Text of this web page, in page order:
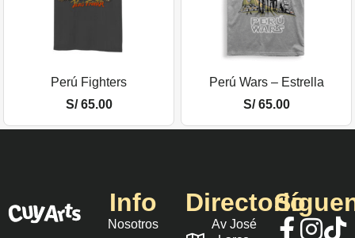
Perú Fighters
S/65.00
Perú Wars – Estrella
S/65.00
Info
Nosotros
Directorio
Av José